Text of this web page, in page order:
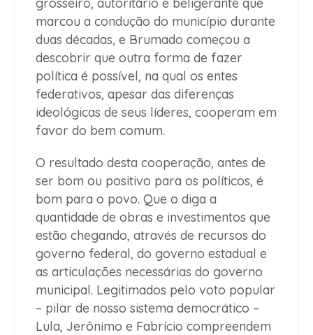
marcou a condução do município durante
duas décadas, e Brumado começou a
descobrir que outra forma de fazer
política é possível, na qual os entes
federativos, apesar das diferenças
ideológicas de seus líderes, cooperam em
favor do bem comum.
O resultado desta cooperação, antes de
ser bom ou positivo para os políticos, é
bom para o povo. Que o diga a
quantidade de obras e investimentos que
estão chegando, através de recursos do
governo federal, do governo estadual e
as articulações necessárias do governo
municipal. Legitimados pelo voto popular
– pilar de nosso sistema democrático –
Lula, Jerônimo e Fabrício compreendem